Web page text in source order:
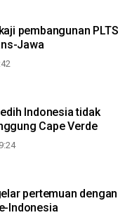
pembangunan PLTS
Jawa
Indonesia tidak
Cape Verde
pertemuan dengan
Indonesia